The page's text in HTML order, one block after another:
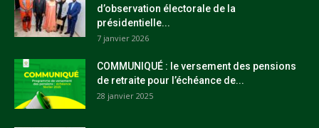
d’observation électorale de la
présidentielle...
7 janvier 2026
COMMUNIQUÉ : le versement des pensions
de retraite pour l’échéance de...
28 janvier 2025